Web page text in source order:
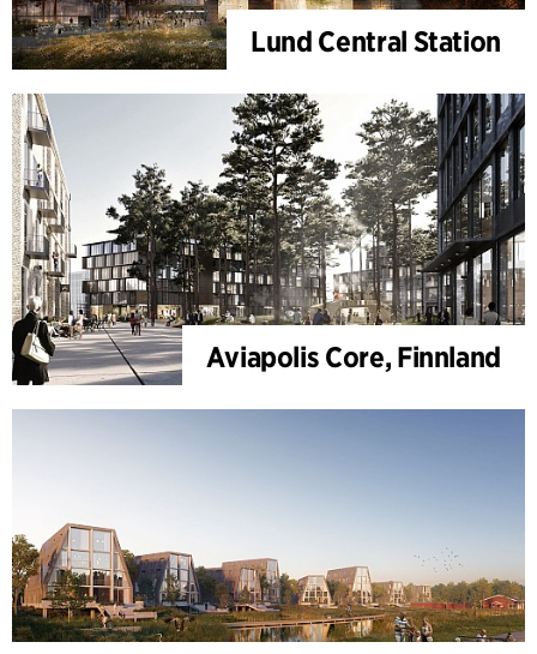
Lund Central Station
Aviapolis Core, Finnland